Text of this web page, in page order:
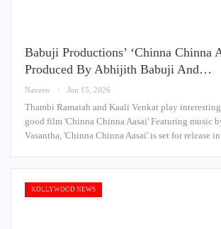
Babuji Productions’ ‘Chinna Chinna
Produced By Abhijith Babuji And…
Naveen Jun 15, 2026
Thambi Ramaiah and Kaali Venkat play
good film 'Chinna Chinna Aasai' Featuring music
Vasantha, 'Chinna Chinna Aasai' is set for release
KOLLYWOOD NEWS